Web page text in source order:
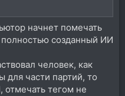
начнет помечать
созданный ИИ
человек, как
для части партий, то
отмечать тегом не